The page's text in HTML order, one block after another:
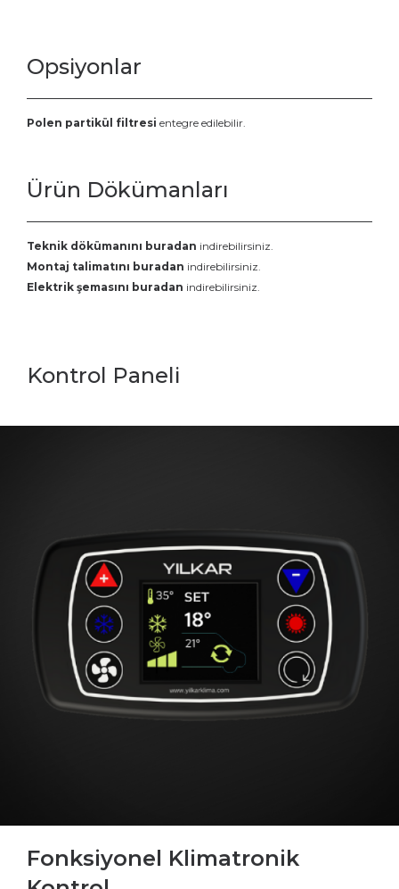
Opsiyonlar
Polen partikül filtresi entegre edilebilir.
Ürün Dökümanları
Teknik dökümanını buradan indirebilirsiniz.
Montaj talimatını buradan indirebilirsiniz.
Elektrik şemasını buradan indirebilirsiniz.
Kontrol Paneli
Fonksiyonel Klimatronik